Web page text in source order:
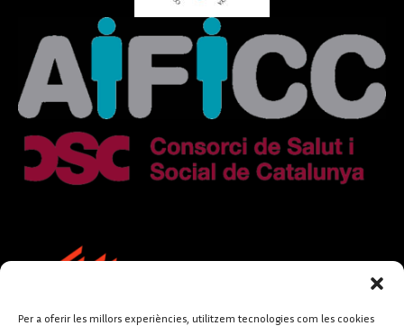
Per a oferir les millors experiències, utilitzem tecnologies com les cookies